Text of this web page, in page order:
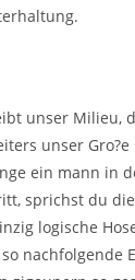
unser Milieu,
unser
ein mann in
sprichst du
logische
nachfolgende